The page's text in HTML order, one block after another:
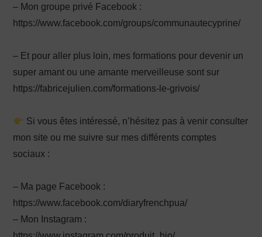
– Mon groupe privé Facebook :
https://www.facebook.com/groups/communautecyprine/
– Et pour aller plus loin, mes formations pour devenir un
super amant ou une amante merveilleuse sont sur
https://fabricejulien.com/formations-le-grivois/
Si vous êtes intéressé, n’hésitez pas à venir consulter
mon site ou me suivre sur mes différents comptes
sociaux :
– Ma page Facebook :
https://www.facebook.com/diaryfrenchpua/
– Mon Instagram :